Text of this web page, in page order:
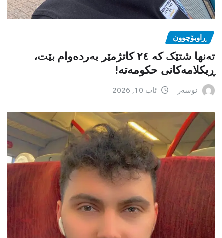
ڕاوبۆچوون
تەنها شتێک کە ٢٤ کاتژمێر بەردەوام بێت،
ڕیکلامەکانی حکومەتە!
نوسەر ئاب 10, 2026